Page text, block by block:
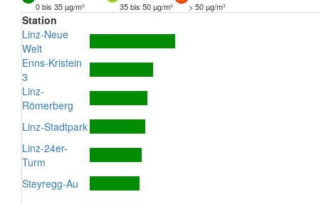
0 bis 35 µg/m³
35 bis 50 µg/m³ > 50 µg/m³
Station
Linz-Neue
Welt
Enns-Kristein
3
Linz-
Römerberg
Linz-Stadtpark
Linz-24er-
Turm
Steyregg-Au